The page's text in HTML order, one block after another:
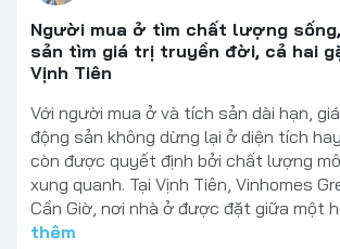
Người mua ở tìm chất lượng
sản tìm giá trị truyền đời, cả hai
Vịnh Tiên
Với người mua ở và tích sản dài hạn,
động sản không dừng lại ở diện tích
còn được quyết định bởi chất lượng
xung quanh. Tại Vịnh Tiên, Vinhomes
Cần Giờ, nơi nhà ở được đặt giữa một
thêm